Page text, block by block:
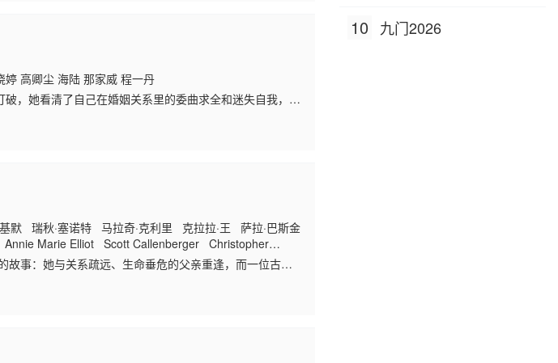
高卿尘 海陆 那家威 程一丹
破，她看清了自己在婚姻关系里的委曲求全和迷失自我，决
斯威酒店，一切归零的许蜜语从斯威酒店客房保洁做
默 瑞秋·塞诺特 马拉奇·克利里 克拉拉·王 萨拉·巴斯金
Marie Elliot Scott Callenberger Christopher
Sean McGuiness Darnell Robinson Presley W
故事：她与关系疏远、生命垂危的父亲重逢，而一位古怪
心灵、又能帮助父亲的方式。
10 九门2026